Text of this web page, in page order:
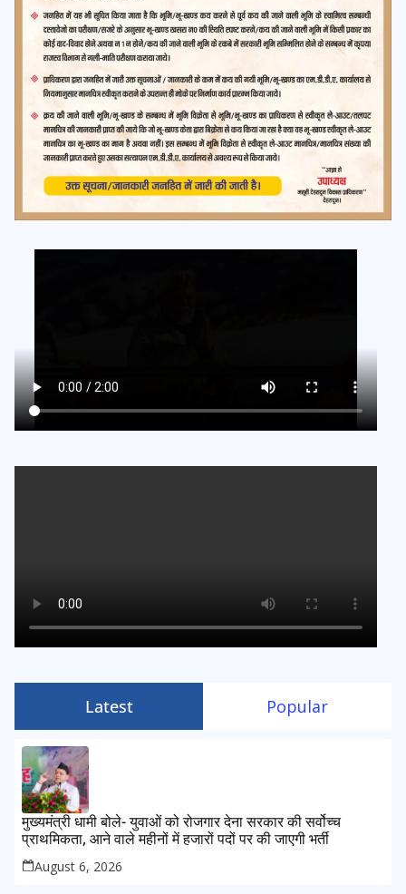
Latest Popular
मुख्यमंत्री धामी बोले- युवाओं को रोजगार देना सरकार की सर्वोच्च
प्राथमिकता, आने वाले महीनों में हजारों पदों पर की जाएगी भर्ती
August 6, 2026